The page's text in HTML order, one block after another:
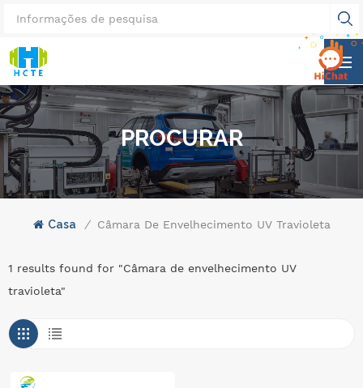
PROCURAR
Casa / Câmara De Envelhecimento UV Travioleta
1 results found for "Câmara de envelhecimento UV
travioleta"